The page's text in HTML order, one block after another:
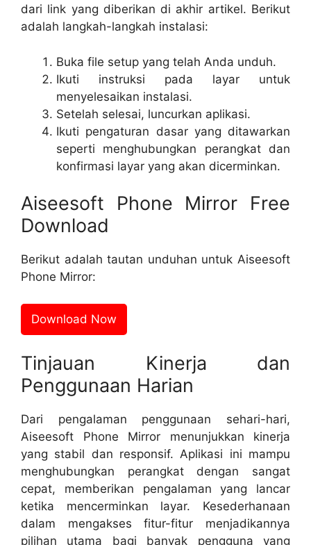
dari link yang diberikan di akhir artikel. Berikut
adalah langkah-langkah instalasi:
Buka file setup yang telah Anda unduh.
Ikuti instruksi pada layar untuk
menyelesaikan instalasi.
Setelah selesai, luncurkan aplikasi.
Ikuti pengaturan dasar yang ditawarkan
seperti menghubungkan perangkat dan
konfirmasi layar yang akan dicerminkan.
Aiseesoft Phone Mirror Free
Download
Berikut adalah tautan unduhan untuk Aiseesoft
Phone Mirror:
Download Now
Tinjauan Kinerja dan
Penggunaan Harian
Dari pengalaman penggunaan sehari-hari,
Aiseesoft Phone Mirror menunjukkan kinerja
yang stabil dan responsif. Aplikasi ini mampu
menghubungkan perangkat dengan sangat
cepat, memberikan pengalaman yang lancar
ketika mencerminkan layar. Kesederhanaan
dalam mengakses fitur-fitur menjadikannya
pilihan utama bagi banyak pengguna yang